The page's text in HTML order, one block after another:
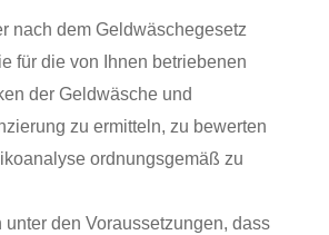
nach dem Geldwäschegesetz
für die von Ihnen betriebenen
der Geldwäsche und
zu ermitteln, zu bewerten
ordnungsgemäß zu
unter den Voraussetzungen, dass